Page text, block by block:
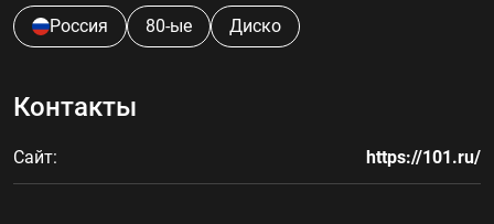
Конфиденциальность
Россия 80-ые Диско
Контакты
Сайт: https://101.ru/